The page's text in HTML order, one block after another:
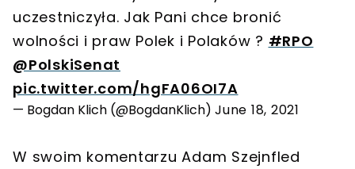
uczestniczyła. Jak Pani chce bronić
wolności i praw Polek i Polaków ? #RPO
@PolskiSenat
pic.twitter.com/hgFA06OI7A
— Bogdan Klich (@BogdanKlich) June 18, 2021
W swoim komentarzu Adam Szejnfled